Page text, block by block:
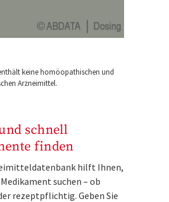
keine homöopathischen und
Arzneimittel.
schnell
finden
hilft Ihnen,
suchen – ob
rezeptpflichtig. Geben Sie